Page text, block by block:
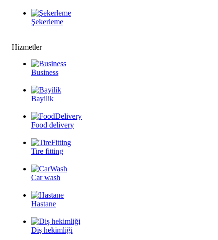
Şekerleme
Hizmetler
Business
Bayilik
Food delivery
Tire fitting
Car wash
Hastane
Diş hekimliği